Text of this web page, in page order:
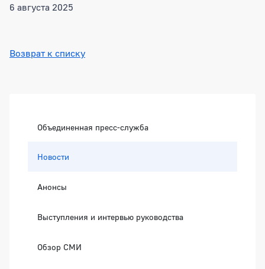
6 августа 2025
Возврат к списку
Объединенная пресс-служба
Новости
Анонсы
Выступления и интервью руководства
Обзор СМИ